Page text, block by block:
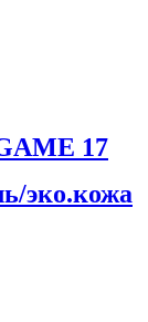
17
эко.кожа